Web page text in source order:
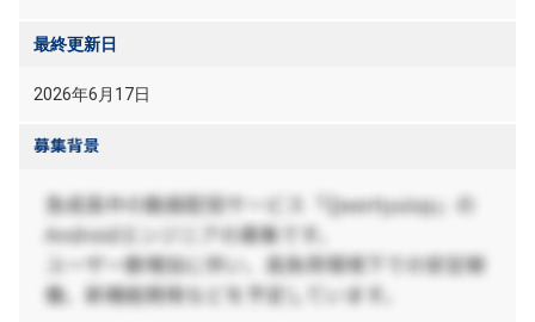
最終更新日
2026年6月17日